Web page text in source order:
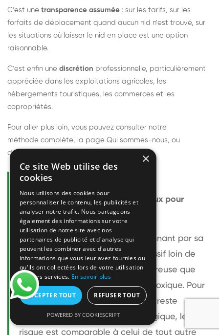
C'est une transparence assumée : sur les tarifs, sur les
forfaits de déplacement quand aucun nid n'est trouvé, sur
les situations où laisser le nid en place est une option
raisonnable.
C'est enfin une discrétion professionnelle, particulièrement
appréciée dans les exploitations agricoles, les
hébergements touristiques, les commerces et les
copropriétés.
Pour aller plus loin, vous pouvez consulter notre
méthode complète, la page Qui sommes-nous, ou
découvrir
Questions fréquentes
Le frelon européen est-il dangereux pour
l'homme ?
Le frelon européen est impressionnant par sa
taille mais relativement peu agressif loin de
son nid. Sa piqûre est plus douloureuse que
celle d'une guêpe sans être plus toxique. Pour
une personne non allergique, elle reste
bénigne. Pour une personne allergique, le
risque est comparable à celui de tout autre
×
Ce site Web utilise des
cookies
Nous utilisons des cookies pour
personnaliser le contenu, les publicités et
analyser notre trafic. Nous partageons
également des informations sur votre
utilisation de notre site avec nos
partenaires de publicité et d'analyse qui
peuvent les combiner avec d'autres
informations que vous leur avez fournies ou
qu'ils ont collectées lors de votre utilisation
de leurs services. En savoir plus
ACCEPTER TOUT REFUSER TOUT
POWERED BY COOKIESCRIPT